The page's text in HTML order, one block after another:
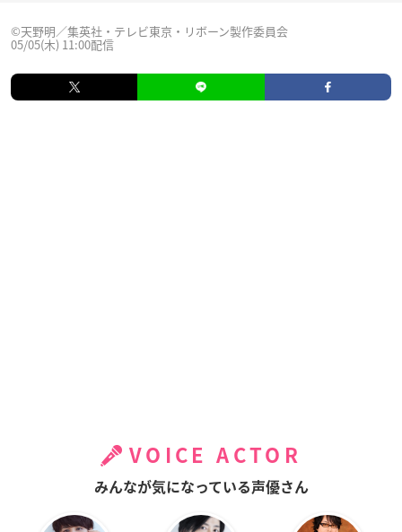
©天野明／集英社・テレビ東京・リボーン製作委員会
05/05(木) 11:00配信
VOICE ACTOR
みんなが気になっている声優さん